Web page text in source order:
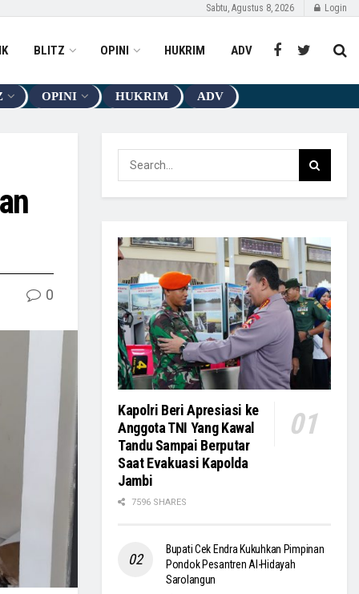
Sabtu, Agustus 8, 2026 Login
BLITZ OPINI HUKRIM ADV
OPINI HUKRIM ADV
0
Kapolri Beri Apresiasi ke
Anggota TNI Yang Kawal
Tandu Sampai Berputar
Saat Evakuasi Kapolda
Jambi
7596 SHARES
Bupati Cek Endra Kukuhkan Pimpinan
Pondok Pesantren Al-Hidayah
Sarolangun